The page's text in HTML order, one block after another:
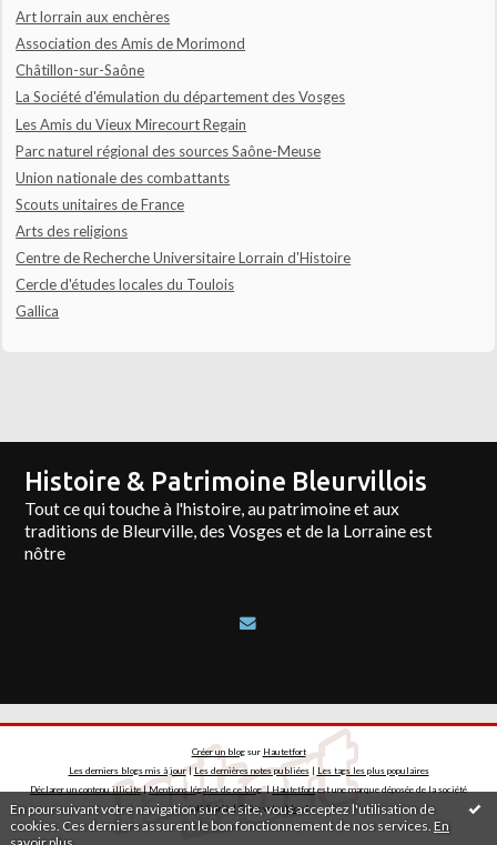
En poursuivant votre navigation sur ce site, vous acceptez l'utilisation de
cookies. Ces derniers assurent le bon fonctionnement de nos services. En
savoir plus
Art lorrain aux enchères
Association des Amis de Morimond
Châtillon-sur-Saône
La Société d'émulation du département des Vosges
Les Amis du Vieux Mirecourt Regain
Parc naturel régional des sources Saône-Meuse
Union nationale des combattants
Scouts unitaires de France
Arts des religions
Centre de Recherche Universitaire Lorrain d'Histoire
Cercle d'études locales du Toulois
Gallica
Histoire & Patrimoine Bleurvillois
Tout ce qui touche à l'histoire, au patrimoine et aux
traditions de Bleurville, des Vosges et de la Lorraine est
nôtre
Créer un blogsur Hautetfort
Les derniers blogs mis à jour|Les dernières notes publiées| Les tags les plus populaires
Déclarer un contenu illicite|Mentions légales de ce blog | Hautetfort est une marque déposée de la société
talkSpirit | Créez votreblog!